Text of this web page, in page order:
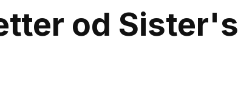
to 21.00
od Sister's